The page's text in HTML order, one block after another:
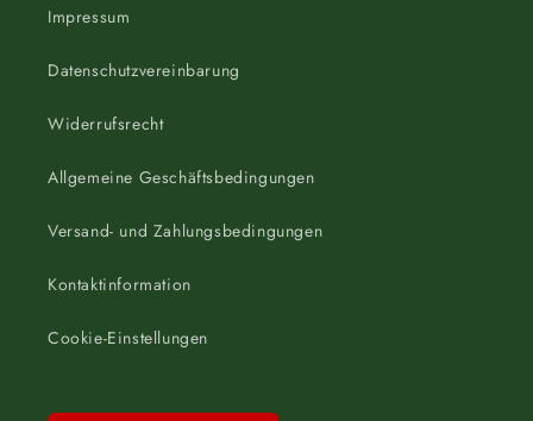
Impressum
Datenschutzvereinbarung
Widerrufsrecht
Allgemeine Geschäftsbedingungen
Versand- und Zahlungsbedingungen
Kontaktinformation
Cookie-Einstellungen